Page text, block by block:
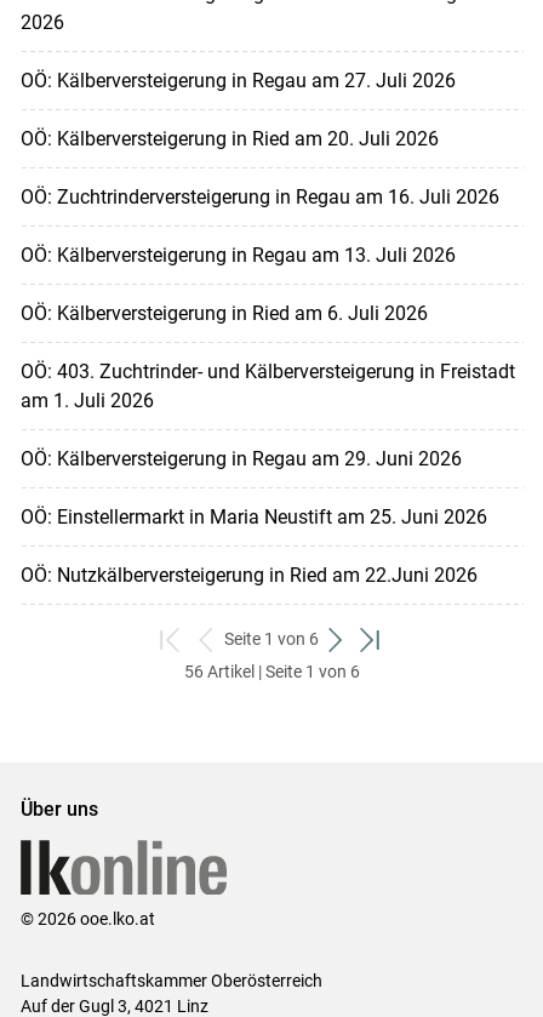
2026
OÖ: Kälberversteigerung in Regau am 27. Juli 2026
OÖ: Kälberversteigerung in Ried am 20. Juli 2026
OÖ: Zuchtrinderversteigerung in Regau am 16. Juli 2026
OÖ: Kälberversteigerung in Regau am 13. Juli 2026
OÖ: Kälberversteigerung in Ried am 6. Juli 2026
OÖ: 403. Zuchtrinder- und Kälberversteigerung in Freistadt
am 1. Juli 2026
OÖ: Kälberversteigerung in Regau am 29. Juni 2026
OÖ: Einstellermarkt in Maria Neustift am 25. Juni 2026
OÖ: Nutzkälberversteigerung in Ried am 22.Juni 2026
zum
ersten
zurück
zum
Seite 1 von 6
weiter
zum
zum
56 Artikel | Seite 1 von 6
Über uns
© 2026 ooe.lko.at
Landwirtschaftskammer Oberösterreich
Auf der Gugl 3, 4021 Linz